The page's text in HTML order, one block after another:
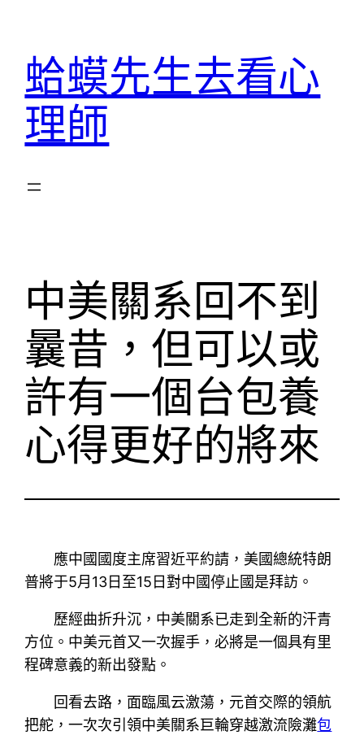
蛤蟆先生去看心
理師
中美關系回不到
曩昔，但可以或
許有一個台包養
心得更好的將來
應中國國度主席習近平約請，美國總統特朗
普將于5月13日至15日對中國停止國是拜訪。
歷經曲折升沉，中美關系已走到全新的汗青
方位。中美元首又一次握手，必將是一個具有里
程碑意義的新出發點。
回看去路，面臨風云激蕩，元首交際的領航
把舵，一次次引領中美關系巨輪穿越激流險灘包